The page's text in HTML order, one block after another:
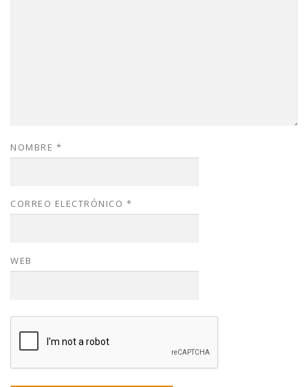
NOMBRE *
CORREO ELECTRÓNICO *
WEB